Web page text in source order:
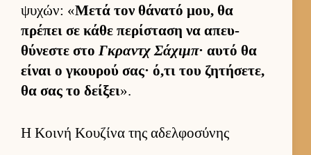
ψυχών: «Μετά τον θάνατό μου, θα
πρέπει σε κάθε περίσταση να απευ­
θύνεστε στοΓκραντχ Σάχιμπ· αυτό θα
εί­ναι ο γκου­ρού σας· ό,τι του ζητήσετε,
θα σας το δεί­ξει».
Η Κοινή Κουζίνα της αδελφοσύνης